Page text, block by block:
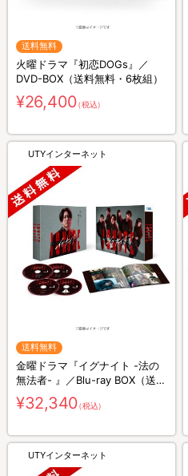
送料無料
火曜ドラマ『初恋DOGs』／
DVD-BOX（送料無料・6枚組）
¥26,400（税込）
UTYインターネット
送料無料
金曜ドラマ『イグナイト -法の
無法者- 』／Blu-ray BOX（送料
無料・4枚組）
¥32,340（税込）
UTYインターネット